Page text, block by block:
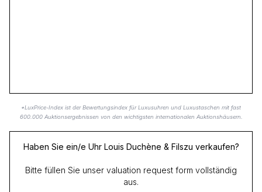
*LuxPrice-Index ist der Bewertungsindex für Luxusuhren und Luxustaschen mit fast
600.000 Auktionsergebnissen von den wichtigsten internationalen Auktionshäusern.
Haben Sie ein/e Uhr Louis Duchène & Filszu verkaufen?
Bitte füllen Sie unser valuation request form vollständig
aus.